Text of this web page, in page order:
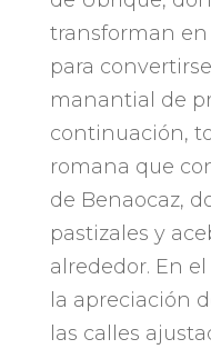
transforman en
para
manantial de
continuación,
romana que
de Benaocaz,
pastizales y
alrededor. En
la apreciación
las calles